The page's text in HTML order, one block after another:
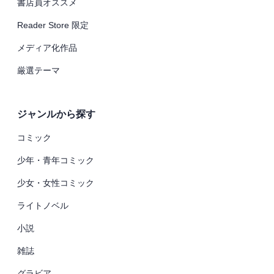
書店員オススメ
Reader Store 限定
メディア化作品
厳選テーマ
ジャンルから探す
コミック
少年・青年コミック
少女・女性コミック
ライトノベル
小説
雑誌